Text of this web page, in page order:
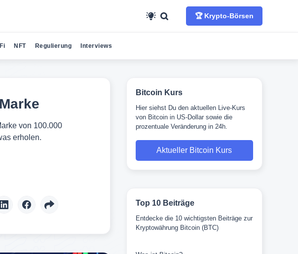
🏆 Krypto-Börsen
NFT Regulierung Interviews
von 100.000
erholen.
Bitcoin Kurs
Hier siehst Du den aktuellen Live-Kurs
von Bitcoin in US-Dollar sowie die
prozentuale Veränderung in 24h.
Aktueller Bitcoin Kurs
Top 10 Beiträge
Entdecke die 10 wichtigsten Beiträge zur
Kryptowährung Bitcoin (BTC)